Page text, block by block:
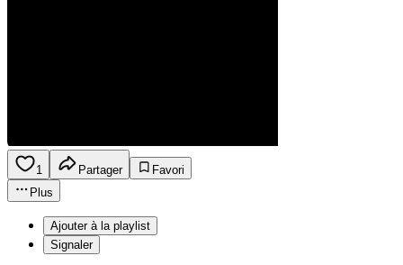
1 Partager
Favori
Plus
Ajouter à la playlist
Signaler